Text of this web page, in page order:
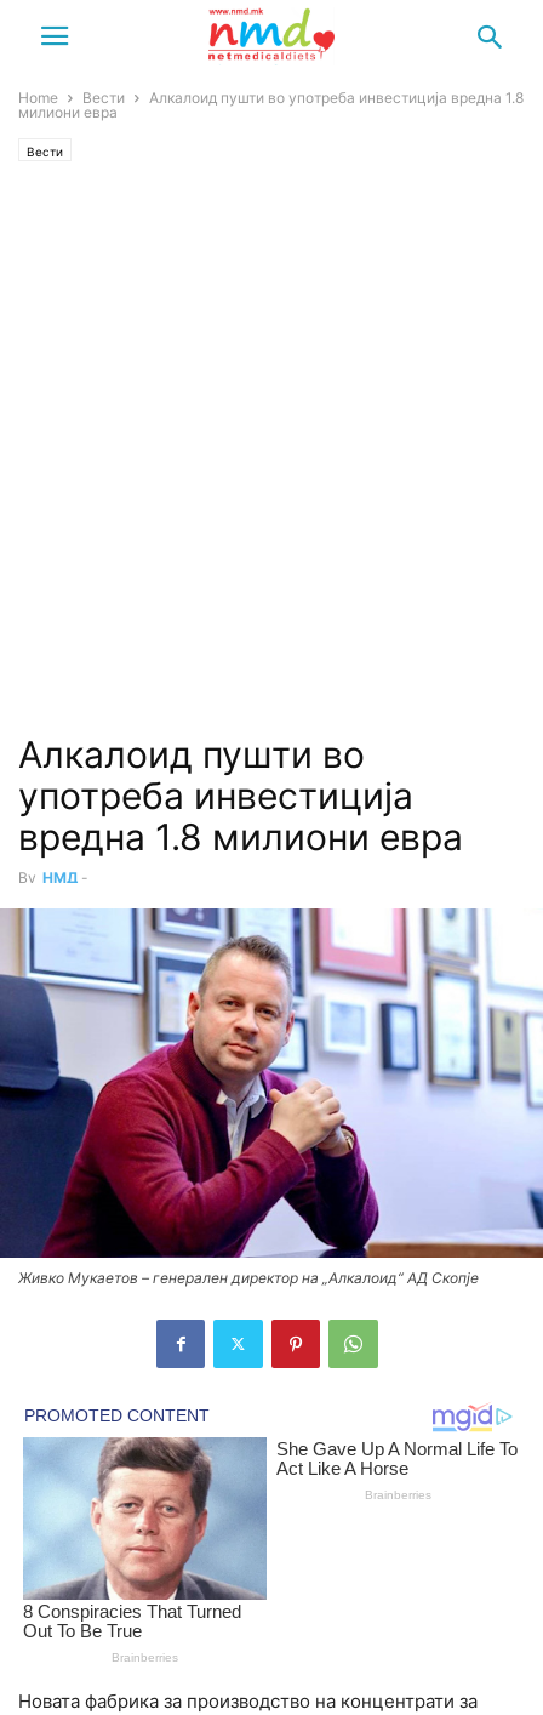
Home Вести
Алкалоид пушти во употреба инвестиција вредна 1.8
милиони евра
Вести
Алкалоид пушти во
употреба инвестиција
вредна 1.8 милиони евра
By НМД -
Живко Мукаетов – генерален директор на „Алкалоид“ АД Скопје
Новата фабрика за производство на концентрати за